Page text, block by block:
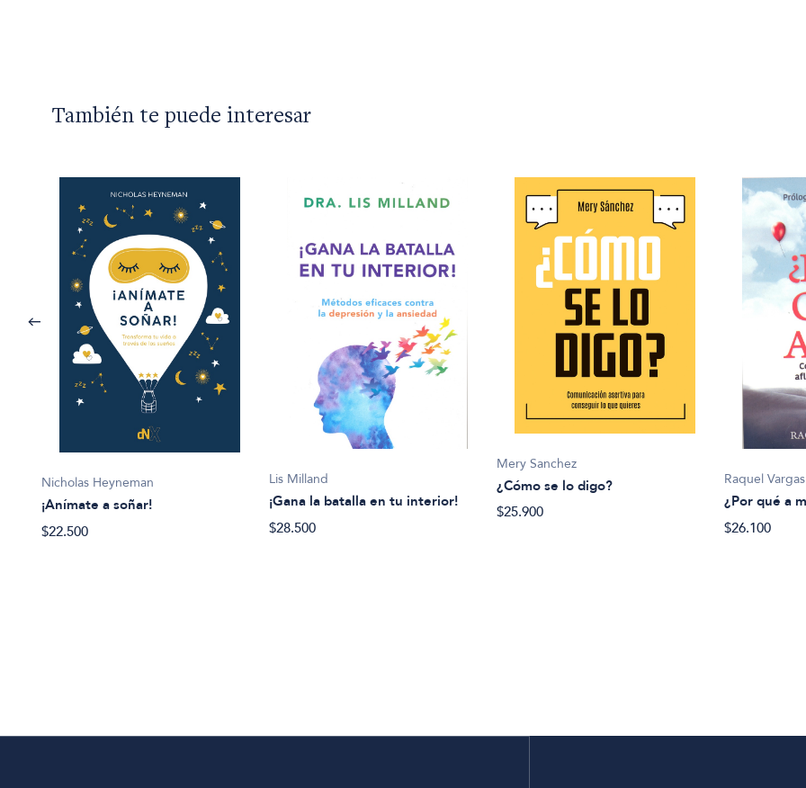
También te puede interesar
Nicholas Heyneman
¡Anímate a soñar!
$22.500
Lis Milland
¡Gana la batalla en tu interior!
$28.500
Mery Sanchez
¿Cómo se lo digo?
$25.900
Raquel Vargas
¿Por qué a
$26.100